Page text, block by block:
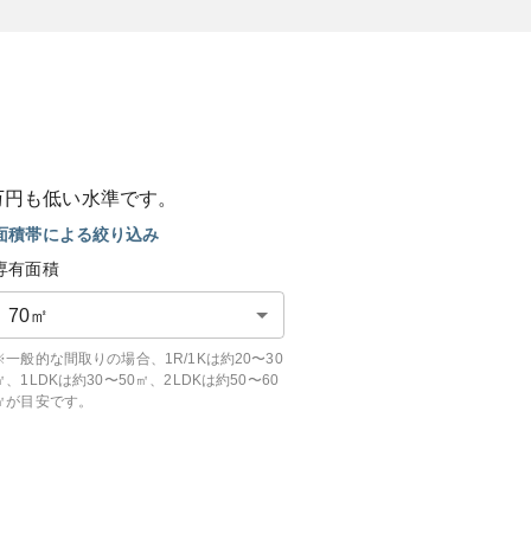
円も低い水準です。
積帯による絞り込み
有面積
70㎡
般的な間取りの場合、1R/1Kは約20〜30
、1LDKは約30〜50㎡、2LDKは約50〜60
が目安です。